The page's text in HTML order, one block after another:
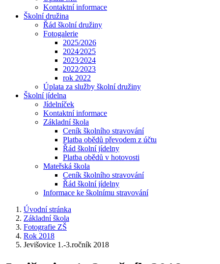
Kontaktní informace
Školní družina
Řád školní družiny
Fotogalerie
2025/2026
2024⁄2025
2023⁄2024
2022⁄2023
rok 2022
Úplata za služby školní družiny
Školní jídelna
Jídelníček
Kontaktní informace
Základní škola
Ceník školního stravování
Platba obědů převodem z účtu
Řád školní jídelny
Platba obědů v hotovosti
Mateřská škola
Ceník školního stravování
Řád školní jídelny
Informace ke školnímu stravování
Úvodní stránka
Základní škola
Fotografie ZŠ
Rok 2018
Jevišovice 1.-3.ročník 2018